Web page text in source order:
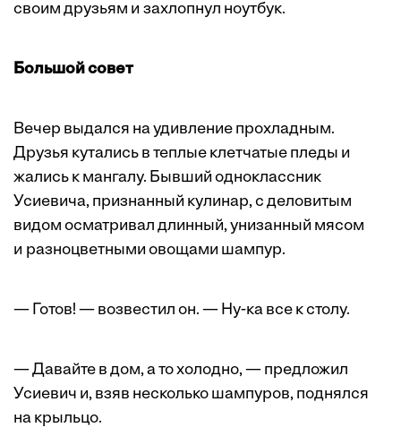
своим друзьям и захлопнул ноутбук.
Большой совет
Вечер выдался на удивление прохладным.
Друзья кутались в теплые клетчатые пледы и
жались к мангалу. Бывший одноклассник
Усиевича, признанный кулинар, с деловитым
видом осмат­ривал длинный, унизанный мясом
и разноцветными овощами шампур.
— Готов! — возвестил он. — Ну-ка все к столу.
— Давайте в дом, а то холодно, — предложил
Усиевич и, взяв несколько шампуров, поднялся
на крыльцо.